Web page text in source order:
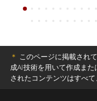
＊ このページに掲載され
成AI技術を用いて作成ま
されたコンテンツはすべて